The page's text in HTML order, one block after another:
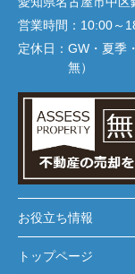
営業時間： 10:00～
定休日： GW・夏季
無）
お役立ち情報
トップページ